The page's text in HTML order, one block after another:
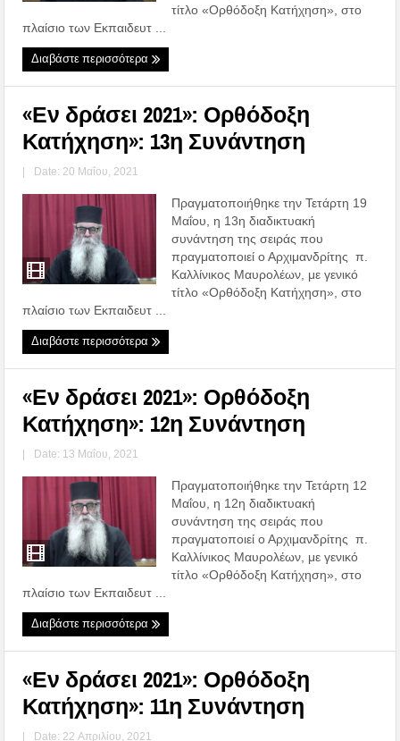
τίτλο «Ορθόδοξη Κατήχηση», στο
πλαίσιο των Εκπαιδευτ ...
Διαβάστε περισσότερα
«Εν δράσει 2021»: Ορθόδοξη
Κατήχηση»: 13η Συνάντηση
| Date: 20 Μαΐου, 2021
Πραγματοποιήθηκε την Τετάρτη 19
Μαΐου, η 13η διαδικτυακή
συνάντηση της σειράς που
πραγματοποιεί ο Αρχιμανδρίτης π.
Καλλίνικος Μαυρολέων, με γενικό
τίτλο «Ορθόδοξη Κατήχηση», στο
πλαίσιο των Εκπαιδευτ ...
Διαβάστε περισσότερα
«Εν δράσει 2021»: Ορθόδοξη
Κατήχηση»: 12η Συνάντηση
| Date: 13 Μαΐου, 2021
Πραγματοποιήθηκε την Τετάρτη 12
Μαΐου, η 12η διαδικτυακή
συνάντηση της σειράς που
πραγματοποιεί ο Αρχιμανδρίτης π.
Καλλίνικος Μαυρολέων, με γενικό
τίτλο «Ορθόδοξη Κατήχηση», στο
πλαίσιο των Εκπαιδευτ ...
Διαβάστε περισσότερα
«Εν δράσει 2021»: Ορθόδοξη
Κατήχηση»: 11η Συνάντηση
| Date: 22 Απριλίου, 2021